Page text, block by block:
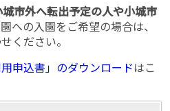
市外へ転出予定の人や小城市
への入園をご希望の場合は、
ください。
申込書」のダウンロードはこ